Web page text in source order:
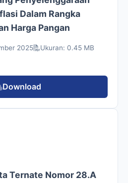
Dalam Rangka
Harga Pangan
2025
Ukuran: 0.45 MB
Download
Ternate Nomor 28.A